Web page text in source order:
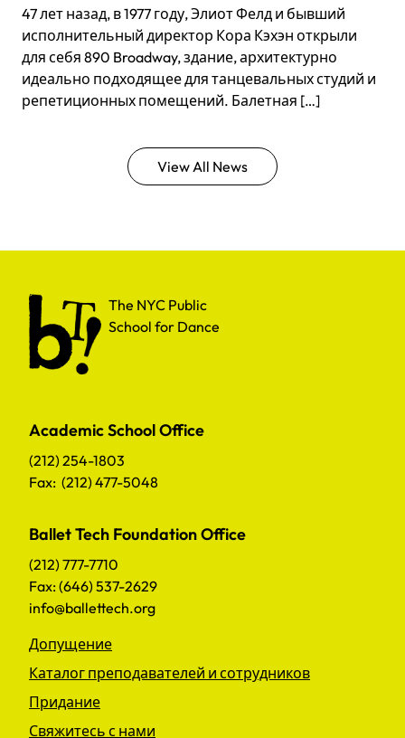
47 лет назад, в 1977 году, Элиот Фелд и бывший
исполнительный директор Кора Кэхэн открыли
для себя 890 Broadway, здание, архитектурно
идеально подходящее для танцевальных студий и
репетиционных помещений. Балетная […]
View All News
The NYC Public School for Dance
The NYC Public
School for Dance
Academic School Office
(212) 254-1803
Fax: (212) 477-5048
Ballet Tech Foundation Office
(212) 777-7710
Fax: (646) 537-2629
info@ballettech.org
Допущение
Каталог преподавателей и сотрудников
Придание
Свяжитесь с нами